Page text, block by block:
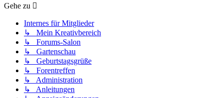
Gehe zu
Internes für Mitglieder
↳ Mein Kreativbereich
↳ Forums-Salon
↳ Gartenschau
↳ Geburtstagsgrüße
↳ Forentreffen
↳ Administration
↳ Anleitungen